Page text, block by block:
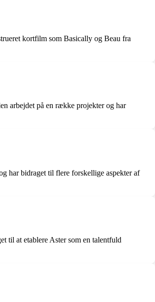
kortfilm som Basically og Beau fra
arbejdet på en række projekter og har
har bidraget til flere forskellige aspekter af
til at etablere Aster som en talentfuld